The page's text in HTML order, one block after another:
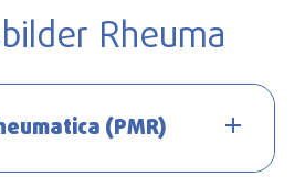
Rheuma
(PMR)